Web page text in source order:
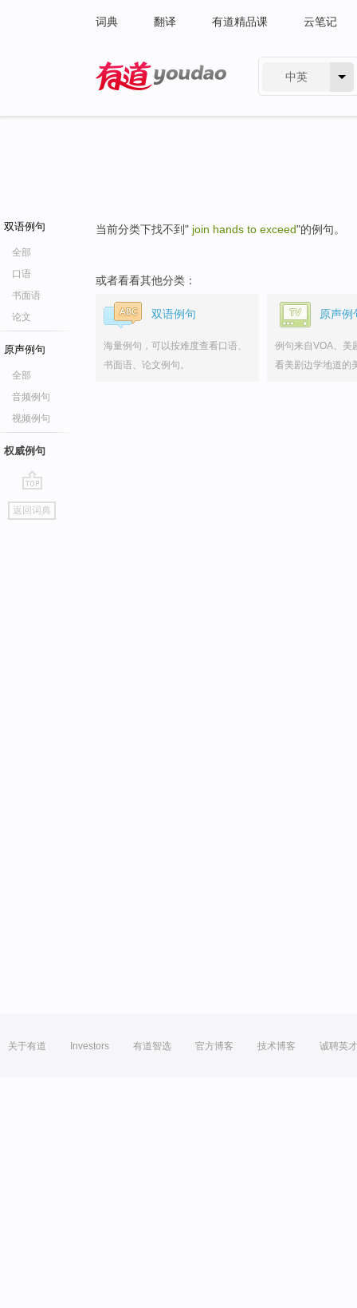
词典 翻译 有道精品课 云笔记
中英
双语例句
全部
口语
书面语
论文
原声例句
全部
音频例句
视频例句
权威例句
go
top
返回词典
当前分类下找不到" join hands to exceed"的例句。
或者看看其他分类：
双语例句
海量例句，可以按难度查看口语、
书面语、论文例句。
原声例
例句来自VOA、美
看美剧边学地道的
关于有道 Investors 有道智选 官方博客 技术博客 诚聘英才